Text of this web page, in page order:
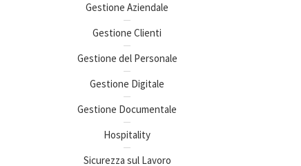
Gestione Aziendale
Gestione Clienti
Gestione del Personale
Gestione Digitale
Gestione Documentale
Hospitality
Sicurezza sul Lavoro